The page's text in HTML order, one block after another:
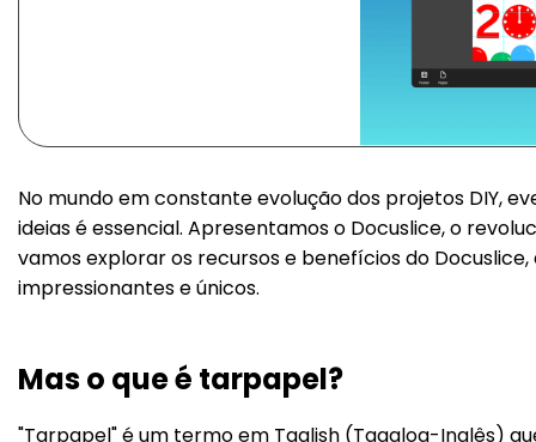
No mundo em constante evolução dos projetos DIY,
ideias é essencial. Apresentamos o Docuslice, o
vamos explorar os recursos e benefícios do
impressionantes e únicos.
Mas o que é tarpapel?
"Tarpapel" é um termo em Taglish (Tagalog-Inglês)